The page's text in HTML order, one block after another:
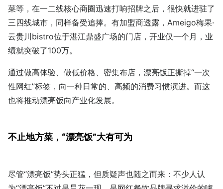
菜等，在一二线核心商圈迅速打响招牌之后，很快就进驻了
三四线城市，同样备受追捧。有加盟商透露，Ameigo梅果·
云贵川bistro位于湛江鼎盛广场的门店，开业仅一个月，业
绩就突破了100万。
通过做高体验、做低价格、密集布店，漂亮饭正撕掉“一次
性网红”标签，向一种日常的、高频的消费习惯演进。而这
也将推动漂亮饭向产业化发展。
不止地方菜，“漂亮饭”大有可为
尽管“漂亮饭”势头正猛，但质疑声也随之而来：不少人认